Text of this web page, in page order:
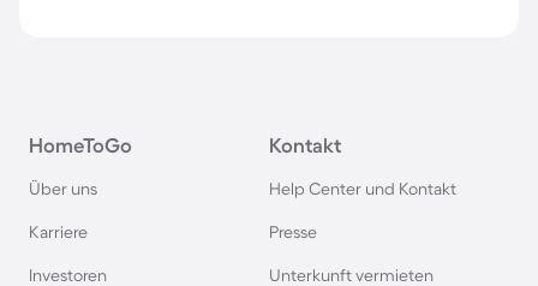
HomeToGo
Über uns
Karriere
Investoren
Kontakt
Help Center und Kontakt
Presse
Unterkunft vermieten